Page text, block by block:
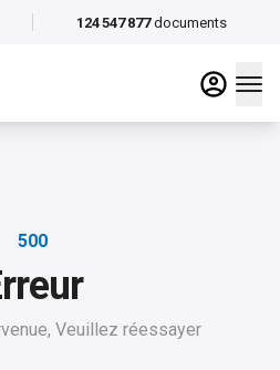
124 547 877 documents
500
Veuillez réessayer